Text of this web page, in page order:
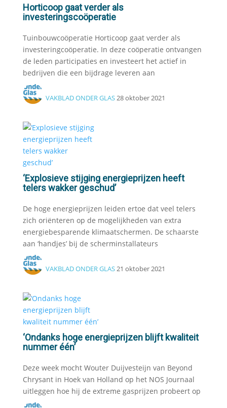
Horticoop gaat verder als
investeringscoöperatie
Tuinbouwcoöperatie Horticoop gaat verder als
investeringcoöperatie. In deze coöperatie ontvangen
de leden participaties en investeert het actief in
bedrijven die een bijdrage leveren aan
VAKBLAD ONDER GLAS28 oktober 2021
‘Explosieve stijging energieprijzen heeft
telers wakker geschud’
De hoge energieprijzen leiden ertoe dat veel telers
zich oriënteren op de mogelijkheden van extra
energiebesparende klimaatschermen. De schaarste
aan ‘handjes’ bij de scherminstallateurs
VAKBLAD ONDER GLAS21 oktober 2021
‘Ondanks hoge energieprijzen blijft kwaliteit
nummer één’
Deze week mocht Wouter Duijvesteijn van Beyond
Chrysant in Hoek van Holland op het NOS Journaal
uitleggen hoe hij de extreme gasprijzen probeert op